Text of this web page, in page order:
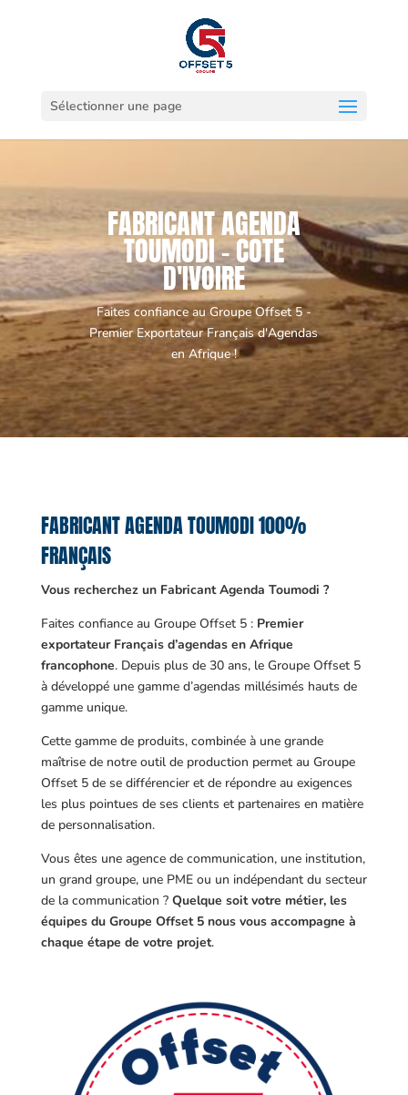
Sélectionner une page
FABRICANT AGENDA
TOUMODI - COTE
D'IVOIRE
Faites confiance au Groupe Offset 5 -
Premier Exportateur Français d'Agendas
en Afrique !
FABRICANT AGENDA TOUMODI 100%
FRANÇAIS
Vous recherchez un Fabricant Agenda Toumodi ?
Faites confiance au Groupe Offset 5 : Premier
exportateur Français d’agendas en Afrique
francophone. Depuis plus de 30 ans, le Groupe Offset 5
à développé une gamme d’agendas millésimés hauts de
gamme unique.
Cette gamme de produits, combinée à une grande
maîtrise de notre outil de production permet au Groupe
Offset 5 de se différencier et de répondre au exigences
les plus pointues de ses clients et partenaires en matière
de personnalisation.
Vous êtes une agence de communication, une institution,
un grand groupe, une PME ou un indépendant du secteur
de la communication ? Quelque soit votre métier, les
équipes du Groupe Offset 5 nous vous accompagne à
chaque étape de votre projet.